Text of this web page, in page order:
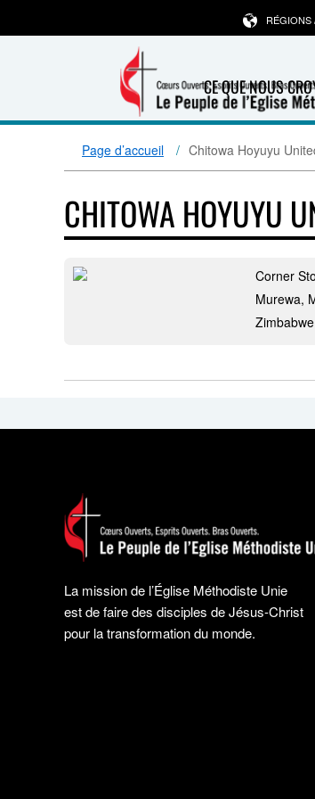
CE QUE NOUS
RÉGIONS
Page d’accueil Chitowa Hoyuyu
CHITOWA HOYUYU
Corner
Murewa,
Zimbabwe
La mission de l’Église Méthodiste Unie
est de faire des disciples de Jésus-Christ
pour la transformation du monde.